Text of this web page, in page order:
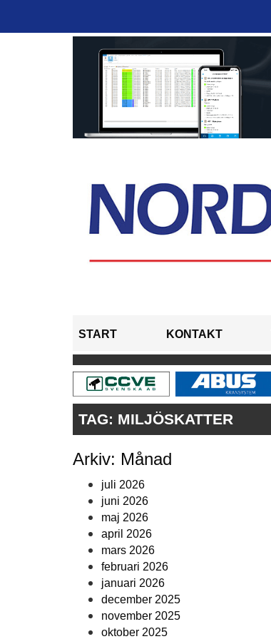
START KONTAKT
TAG: MILJÖSKATTER
Arkiv: Månad
juli 2026
juni 2026
maj 2026
april 2026
mars 2026
februari 2026
januari 2026
december 2025
november 2025
oktober 2025